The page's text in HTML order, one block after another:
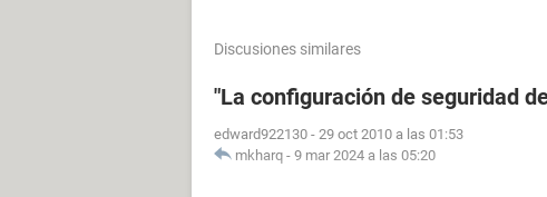
Discusiones similares
"La configuración de seguridad
edward922130 - 29 oct 2010 a las 01:53
mkharq - 9 mar 2024 a las 05:20